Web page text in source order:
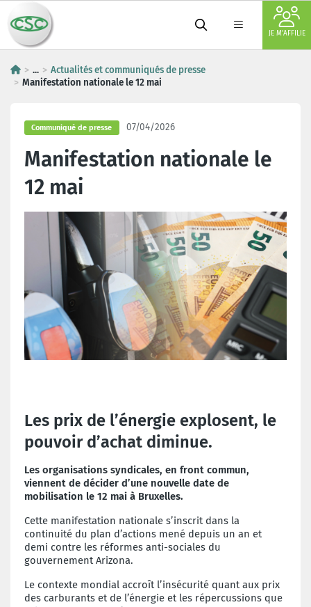
JE M'AFFILIE
...
Actualités et communiqués de presse
Manifestation nationale le 12 mai
Communiqué de presse 07/04/2026
Manifestation nationale le
12 mai
Les prix de l’énergie explosent, le
pouvoir d’achat diminue.
Les organisations syndicales, en front commun,
viennent de décider d’une nouvelle date de
mobilisation le 12 mai à Bruxelles.
Cette manifestation nationale s’inscrit dans la
continuité du plan d’actions mené depuis un an et
demi contre les réformes anti-sociales du
gouvernement Arizona.
Le contexte mondial accroît l’insécurité quant aux prix
des carburants et de l’énergie et les répercussions que